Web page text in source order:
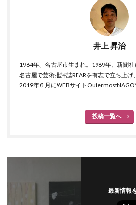
井上 昇治
1964年、名古屋市生まれ。1989年、新聞社
名古屋で芸術批評誌REARを有志で立ち上げ
2019年６月にWEBサイト
投稿一覧へ
最新情報